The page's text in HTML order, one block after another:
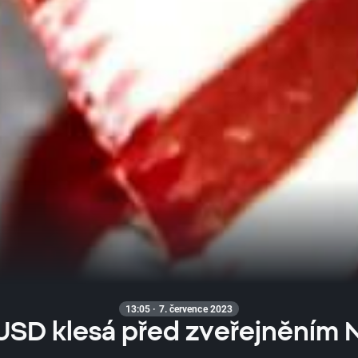
13:05 · 7. července 2023
klesá před zveřejněním